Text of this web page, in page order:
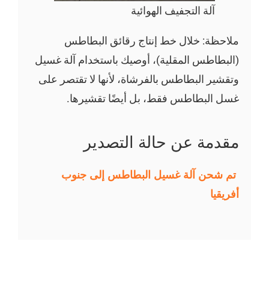
آلة التجفيف الهوائية
ملاحظة: خلال خط إنتاج رقائق البطاطس
(البطاطس المقلية)، أوصيك باستخدام آلة غسيل
وتقشير البطاطس بالفرشاة، لأنها لا تقتصر على
غسل البطاطس فقط، بل أيضًا تقشيرها.
مقدمة عن حالة التصدير
تم شحن آلة غسيل البطاطس إلى جنوب
أفريقيا